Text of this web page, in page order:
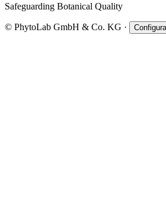
Safeguarding Botanical Quality
© PhytoLab GmbH & Co. KG ·